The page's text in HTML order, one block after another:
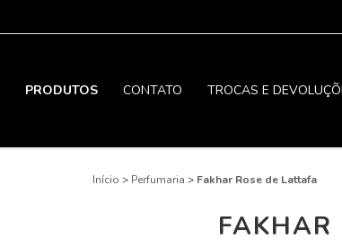
PRODUTOS CONTATO TROCAS E
Início > Perfumaria > Fakhar Rose de Lattafa
FAKHAR